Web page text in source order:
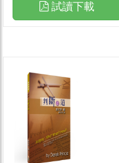
試讀下載